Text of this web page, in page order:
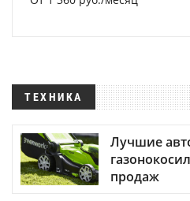
ТЕХНИКА
Лучшие
продаж